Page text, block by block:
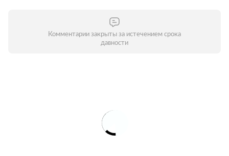
Комментарии закрыты за истечением срока
давности